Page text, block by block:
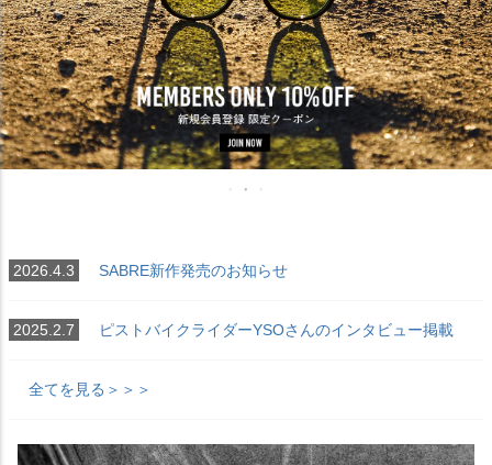
2026.4.3 SABRE新作発売のお知らせ
2025.2.7 ピストバイクライダーYSOさんのインタビュー掲載
全てを見る＞＞＞